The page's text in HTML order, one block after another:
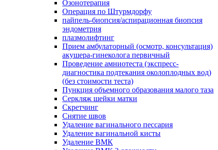
Озонотерапия
Операция по Штурмдорфу
пайпель-биопсия/аспирационная биопсия
эндометрия
плазмолифтинг
Прием амбулаторный (осмотр, консультация)
акушера-гинеколога первичный
Проведение амниотеста (экспресс-
диагностика подтекания околоплодных вод)
(без стоимости теста)
Пункция объемного образования малого таза
Серкляж шейки матки
Скретчинг
Снятие швов
Удаление вагинального пессария
Удаление вагинальной кисты
Удаление ВМК